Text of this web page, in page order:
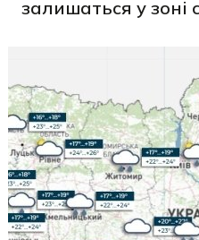
залишаться у зоні